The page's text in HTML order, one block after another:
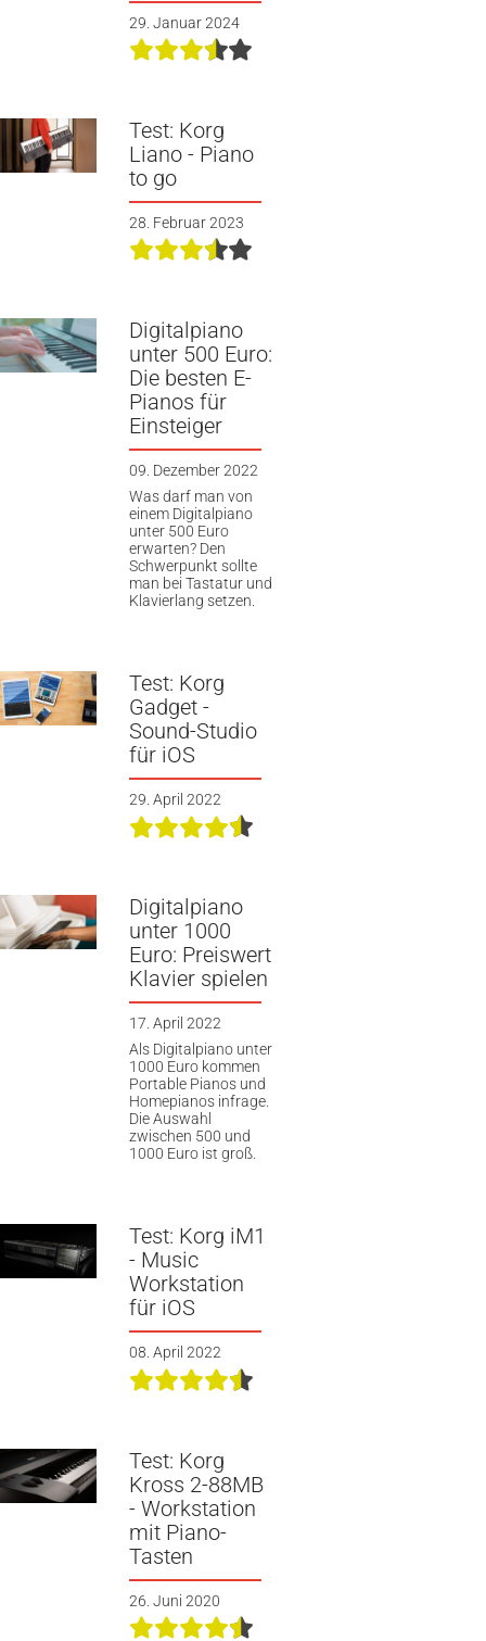
29. Januar 2024
Test: Korg
Liano - Piano
to go
28. Februar 2023
Digitalpiano
unter 500 Euro:
Die besten E-
Pianos für
Einsteiger
09. Dezember 2022
Was darf man von
einem Digitalpiano
unter 500 Euro
erwarten? Den
Schwerpunkt sollte
man bei Tastatur und
Klavierlang setzen.
Test: Korg
Gadget -
Sound-Studio
für iOS
29. April 2022
Digitalpiano
unter 1000
Euro: Preiswert
Klavier spielen
17. April 2022
Als Digitalpiano unter
1000 Euro kommen
Portable Pianos und
Homepianos infrage.
Die Auswahl
zwischen 500 und
1000 Euro ist groß.
Test: Korg iM1
- Music
Workstation
für iOS
08. April 2022
Test: Korg
Kross 2-88MB
- Workstation
mit Piano-
Tasten
26. Juni 2020